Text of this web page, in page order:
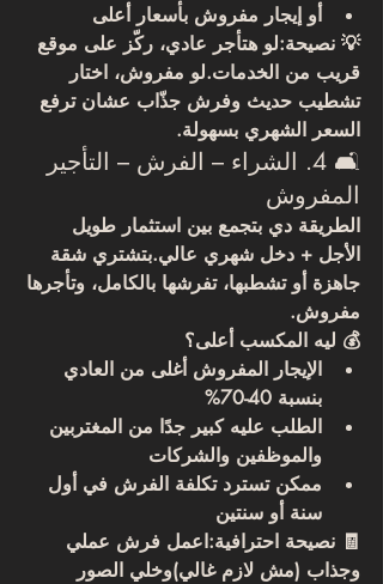
أو إيجار مفروش بأسعار أعلى
💡 نصيحة:لو هتأجر عادي، ركّز على موقع
قريب من الخدمات.لو مفروش، اختار
تشطيب حديث وفرش جذّاب عشان ترفع
السعر الشهري بسهولة.
🛋️ 4. الشراء – الفرش – التأجير
المفروش
الطريقة دي بتجمع بين استثمار طويل
الأجل + دخل شهري عالي.بتشتري شقة
جاهزة أو تشطبها، تفرشها بالكامل، وتأجرها
مفروش.
💰 ليه المكسب أعلى؟
الإيجار المفروش أغلى من العادي
بنسبة 40-70%
الطلب عليه كبير جدًا من المغتربين
والموظفين والشركات
ممكن تسترد تكلفة الفرش في أول
سنة أو سنتين
🧾 نصيحة احترافية:اعمل فرش عملي
وجذاب (مش لازم غالي)وخلي الصور